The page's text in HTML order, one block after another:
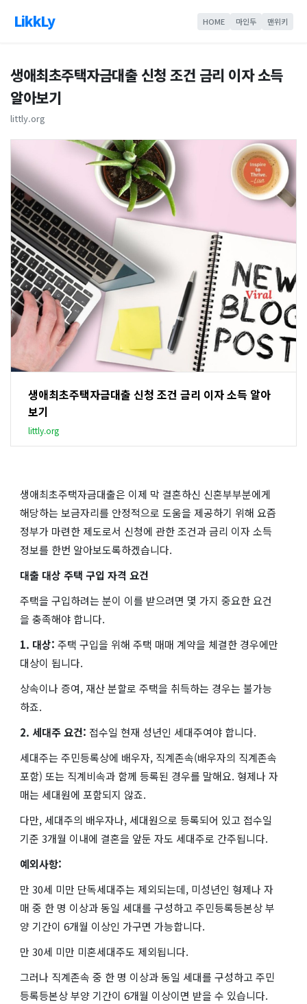
LikkLy HOME 마인두 맨위키
생애최초주택자금대출 신청 조건 금리 이자 소득
알아보기
littly.org
생애최초주택자금대출 신청 조건 금리 이자 소득 알아
보기
littly.org
생애최초주택자금대출은 이제 막 결혼하신 신혼부부분에게
해당하는 보금자리를 안정적으로 도움을 제공하기 위해 요즘
정부가 마련한 제도로서 신청에 관한 조건과 금리 이자 소득
정보를 한번 알아보도록하겠습니다.
대출 대상 주택 구입 자격 요건
주택을 구입하려는 분이 이를 받으려면 몇 가지 중요한 요건
을 충족해야 합니다.
1. 대상: 주택 구입을 위해 주택 매매 계약을 체결한 경우에만
대상이 됩니다.
상속이나 증여, 재산 분할로 주택을 취득하는 경우는 불가능
하죠.
2. 세대주 요건: 접수일 현재 성년인 세대주여야 합니다.
세대주는 주민등록상에 배우자, 직계존속(배우자의 직계존속
포함) 또는 직계비속과 함께 등록된 경우를 말해요. 형제나 자
매는 세대원에 포함되지 않죠.
다만, 세대주의 배우자나, 세대원으로 등록되어 있고 접수일
기준 3개월 이내에 결혼을 앞둔 자도 세대주로 간주됩니다.
예외사항:
만 30세 미만 단독세대주는 제외되는데, 미성년인 형제나 자
매 중 한 명 이상과 동일 세대를 구성하고 주민등록등본상 부
양 기간이 6개월 이상인 가구면 가능합니다.
만 30세 미만 미혼세대주도 제외됩니다.
그러나 직계존속 중 한 명 이상과 동일 세대를 구성하고 주민
등록등본상 부양 기간이 6개월 이상이면 받을 수 있습니다.